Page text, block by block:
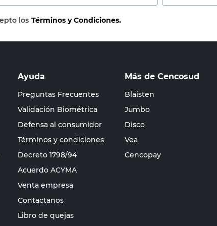
los Términos y Condiciones.
Ayuda
Preguntas Frecuentes
Validación Biométrica
Defensa al consumidor
Términos y condiciones
Decreto 1798/94
Acuerdo ACYMA
Venta empresa
Contactanos
Libro de quejas
Más de Cencosud
Blaisten
Jumbo
Disco
Vea
Cencopay